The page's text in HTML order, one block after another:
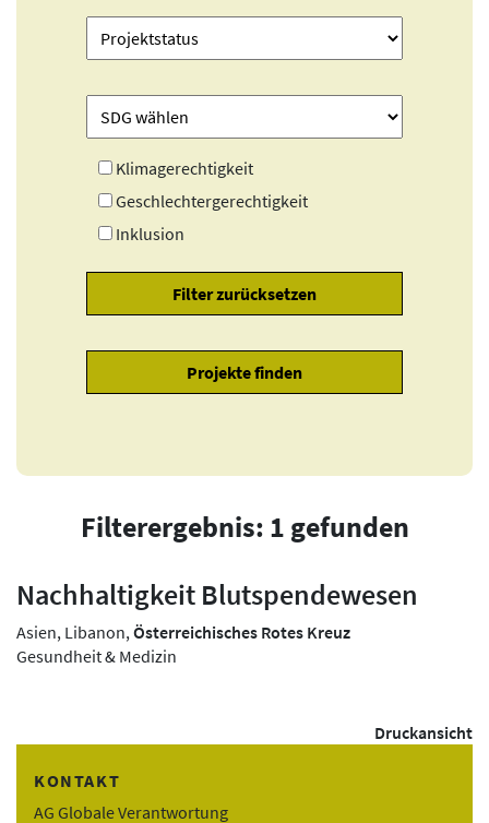
Klimagerechtigkeit
Geschlechtergerechtigkeit
Inklusion
Filterergebnis: 1 gefunden
Nachhaltigkeit Blutspendewesen
Asien, Libanon, Österreichisches Rotes Kreuz
Gesundheit & Medizin
Druckansicht
KONTAKT
AG Globale Verantwortung